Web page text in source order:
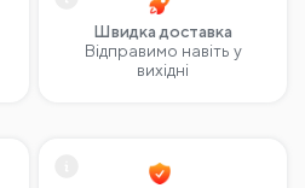
Швидка доставка
Відправимо навіть у
вихідні